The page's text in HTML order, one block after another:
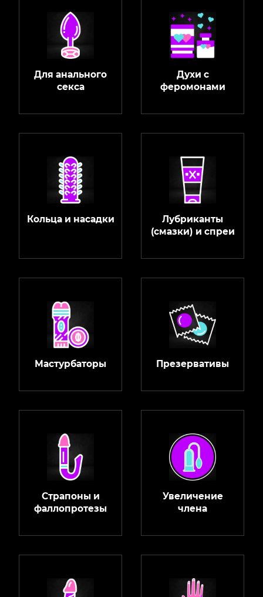
Для анального
секса
Духи с
феромонами
Кольца и насадки
Лубриканты
(смазки) и спреи
Мастурбаторы Презервативы
Страпоны и
фаллопротезы
Увеличение
члена